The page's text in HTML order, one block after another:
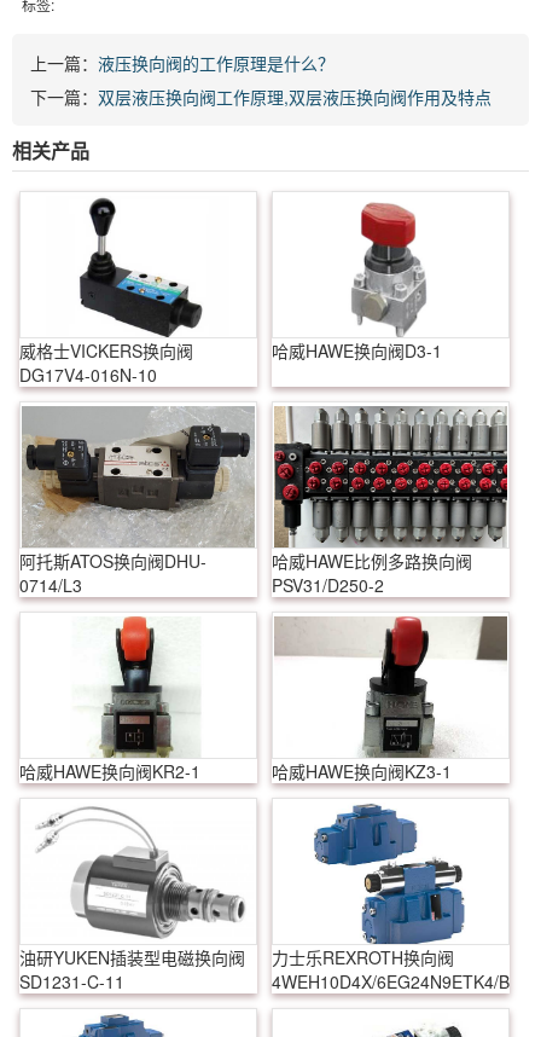
标签:
上一篇： 液压换向阀的工作原理是什么？
下一篇： 双层液压换向阀工作原理,双层液压换向阀作用及特点
相关产品
威格士VICKERS换向阀
DG17V4-016N-10
哈威HAWE换向阀D3-1
阿托斯ATOS换向阀DHU-
0714/L3
哈威HAWE比例多路换向阀
PSV31/D250-2
哈威HAWE换向阀KR2-1 哈威HAWE换向阀KZ3-1
油研YUKEN插装型电磁换向阀
SD1231-C-11
力士乐REXROTH换向阀
4WEH10D4X/6EG24N9ETK4/B10